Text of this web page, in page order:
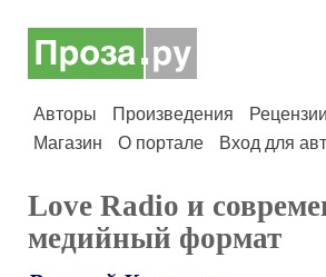
Авторы Произведения Рецензии
Магазин
О портале Вход для
Love Radio и
медийный формат